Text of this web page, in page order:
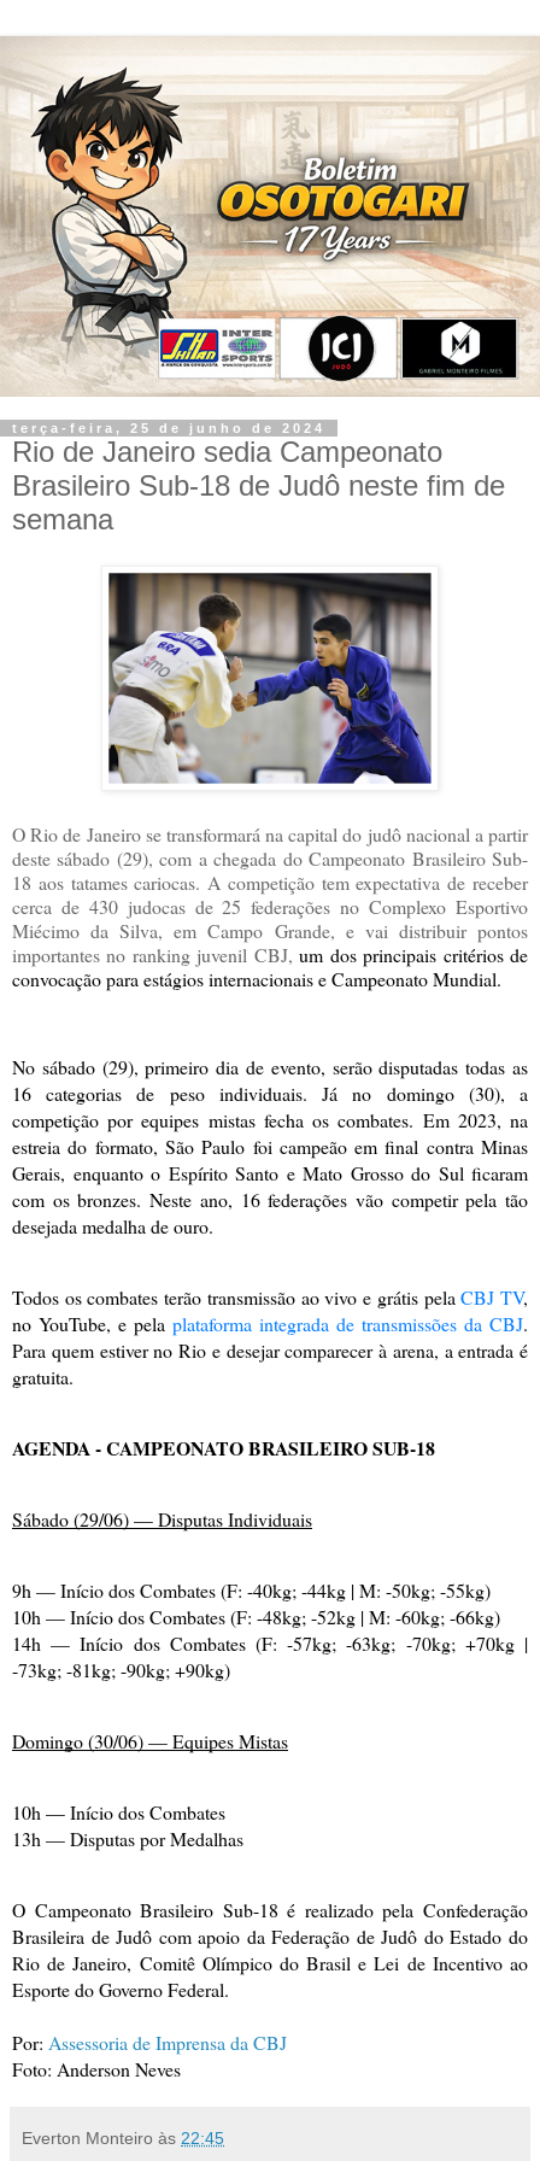
terça-feira, 25 de junho de 2024
Rio de Janeiro sedia Campeonato
Brasileiro Sub-18 de Judô neste fim de
semana
O Rio de Janeiro se transformará na capital do judô nacional a partir
deste sábado (29), com a chegada do Campeonato Brasileiro Sub-
18 aos tatames cariocas. A competição tem expectativa de receber
cerca de 430 judocas de 25 federações no Complexo Esportivo
Miécimo da Silva, em Campo Grande, e vai distribuir pontos
importantes no ranking juvenil CBJ,um dos principais critérios de
convocação para estágios internacionais e Campeonato Mundial.
No sábado (29), primeiro dia de evento, serão disputadas todas as
16 categorias de peso individuais. Já no domingo (30), a
competição por equipes mistas fecha os combates. Em 2023, na
estreia do formato, São Paulo foi campeão em final contra Minas
Gerais, enquanto o Espírito Santo e Mato Grosso do Sul ficaram
com os bronzes. Neste ano, 16 federações vão competir pela tão
desejada medalha de ouro.
Todos os combates terão transmissão ao vivo e grátis pelaCBJ TV,
no YouTube, e pela plataforma integrada de transmissões da CBJ.
Para quem estiver no Rio e desejar comparecer à arena, a entrada é
gratuita.
AGENDA - CAMPEONATO BRASILEIRO SUB-18
Sábado (29/06) — Disputas Individuais
9h — Início dos Combates (F: -40kg; -44kg | M: -50kg; -55kg)
10h — Início dos Combates (F: -48kg; -52kg | M: -60kg; -66kg)
14h — Início dos Combates (F: -57kg; -63kg; -70kg; +70kg |
-73kg; -81kg; -90kg; +90kg)
Domingo (30/06) — Equipes Mistas
10h — Início dos Combates
13h — Disputas por Medalhas
O Campeonato Brasileiro Sub-18 é realizado pela Confederação
Brasileira de Judô com apoio da Federação de Judô do Estado do
Rio de Janeiro, Comitê Olímpico do Brasil e Lei de Incentivo ao
Esporte do Governo Federal.
Por: Assessoria de Imprensa da CBJ
Foto: Anderson Neves
Everton Monteiro às 22:45